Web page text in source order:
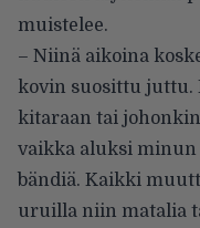
muistelee.
– Niinä aikoina
kovin suosittu juttu.
kitaraan tai
vaikka aluksi minun
bändiä. Kaikki
uruilla niin matalia